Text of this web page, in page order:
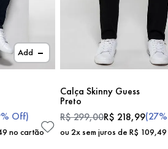
Add
Off)
no cartão
Calça Skinny Guess
Preto
R$299,00R$ 218,99(27%
ou2x sem juros de R$ 109,49